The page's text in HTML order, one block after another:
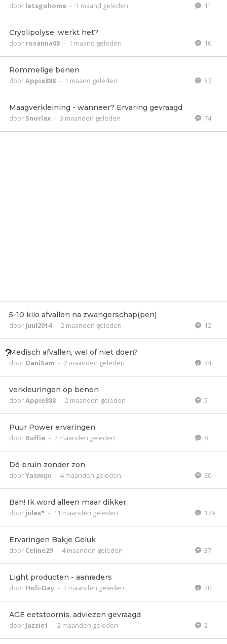
door letsgohome - 1 maand geleden 11
Cryolipolyse, werkt het?
door rosanna08 - 1 maand geleden 16
Rommelige benen
doorAppie888 - 1 maand geleden 57
Maagverkleining - wanneer? Ervaring gevraagd
door Snorlax - 3 maanden geleden 74
5-10 kilo afvallen na zwangerschap(pen)
door Juul2014 - 2 maanden geleden 12
Medisch afvallen, wel of niet doen?
door DaniSam - 2 maanden geleden 34
verkleuringen op benen
doorAppie888 - 2 maanden geleden 5
Puur Power ervaringen
door Buffie - 2 maanden geleden 8
Dé bruin zonder zon
doorYasmijn - 4 maanden geleden 30
Bah! Ik word alleen maar dikker
door jules* - 11 maanden geleden 179
Ervaringen Bakje Geluk
door Celine29 - 4 maanden geleden 37
Light producten - aanraders
door Holi-Day - 2 maanden geleden 20
AGE eetstoornis, adviezen gevraagd
door Jazzie1 - 2 maanden geleden 2